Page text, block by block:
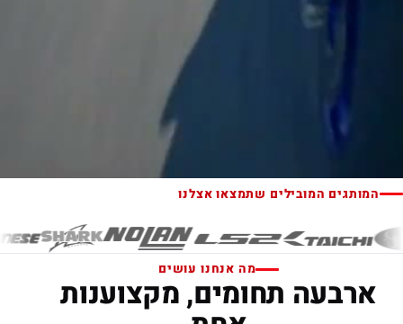
המותגים המובילים שתמצאו אצלנו
מה אנחנו עושים
ארבעה תחומים, מקצוענות